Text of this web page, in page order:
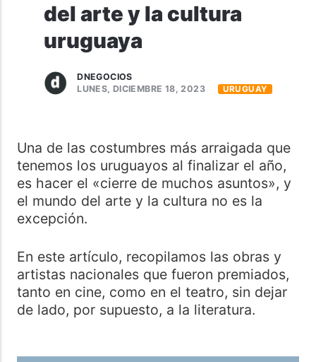
del arte y la cultura
uruguaya
DNEGOCIOS
LUNES, DICIEMBRE 18, 2023
URUGUAY
Una de las costumbres más arraigada que
tenemos los uruguayos al finalizar el año,
es hacer el «cierre de muchos asuntos», y
el mundo del arte y la cultura no es la
excepción.
En este artículo, recopilamos las obras y
artistas nacionales que fueron premiados,
tanto en cine, como en el teatro, sin dejar
de lado, por supuesto, a la literatura.